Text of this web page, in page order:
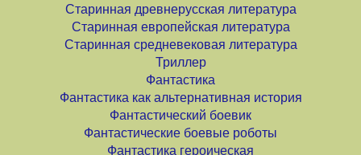
Старинная древнерусская литература
Старинная европейская литература
Старинная средневековая литература
Триллер
Фантастика
Фантастика как альтернативная история
Фантастический боевик
Фантастические боевые роботы
Фантастика героическая